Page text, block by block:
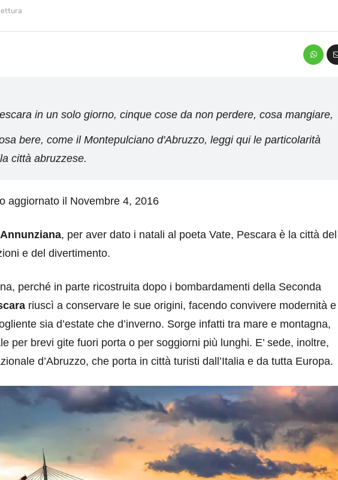
in un solo giorno, cinque cose da non perdere, cosa mangiare,
bere, come il Montepulciano d'Abruzzo, leggi qui le particolarità
città abruzzese.
aggiornato il Novembre 4, 2016
, per aver dato i natali al poeta Vate, Pescara è la città del
e del divertimento.
perché in parte ricostruita dopo i bombardamenti della Seconda
riuscì a conservare le sue origini, facendo convivere modernità e
sia d’estate che d’inverno. Sorge infatti tra mare e montagna,
per brevi gite fuori porta o per soggiorni più lunghi. E’ sede, inoltre,
d’Abruzzo, che porta in città turisti dall’Italia e da tutta Europa.